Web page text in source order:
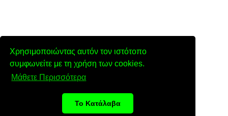
Χρησιμοποιώντας αυτόν τον ιστότοπο
συμφωνείτε με τη χρήση των cookies.
Μάθετε Περισσότερα
Το Κατάλαβα